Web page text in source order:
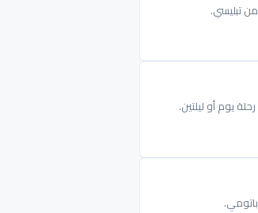
تبليسي.
يوم أو ليلتين.